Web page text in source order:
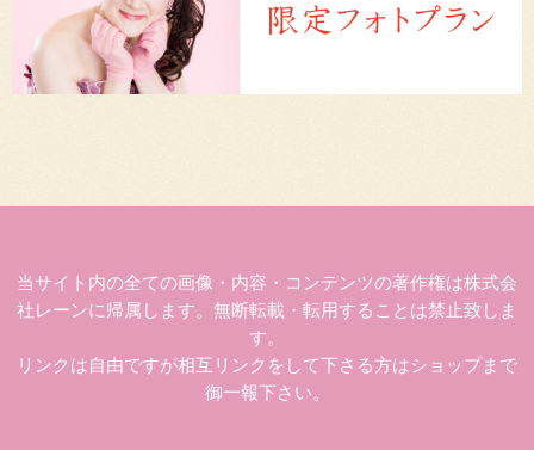
当サイト内の全ての画像・内容・コンテンツの著作権は株式会
社レーンに帰属します。無断転載・転用することは禁止致しま
す。
リンクは自由ですが相互リンクをして下さる方はショップまで
御一報下さい。